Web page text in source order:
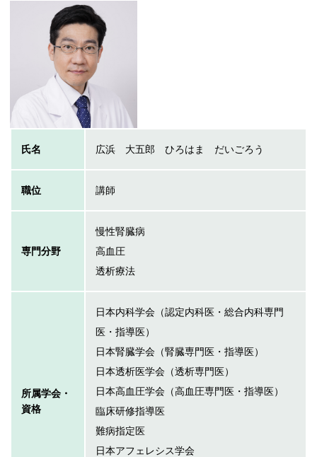
氏名 広浜 大五郎 ひろはま だいごろう
職位 講師
専門分野
慢性腎臓病
高血圧
透析療法
所属学会・
資格
日本内科学会（認定内科医・総合内科専門
医・指導医）
日本腎臓学会（腎臓専門医・指導医）
日本透析医学会（透析専門医）
日本高血圧学会（高血圧専門医・指導医）
臨床研修指導医
難病指定医
日本アフェレシス学会